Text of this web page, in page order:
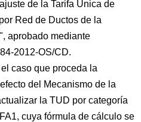
de la Tarifa Única de
Red de Ductos de la
aprobado mediante
2012-OS/CD.
caso que proceda la
del Mecanismo de la
la TUD por categoría
cuya fórmula de cálculo se